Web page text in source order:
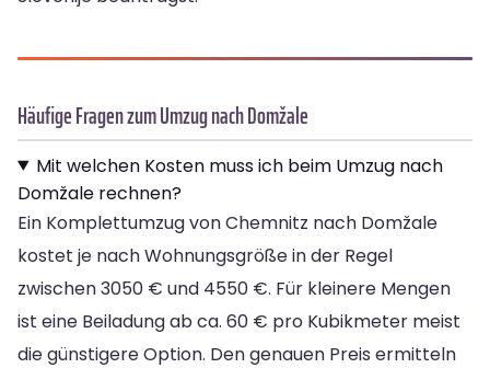
Häufige Fragen zum Umzug nach Domžale
Mit welchen Kosten muss ich beim Umzug nach
Domžale rechnen?
Ein Komplettumzug von Chemnitz nach Domžale
kostet je nach Wohnungsgröße in der Regel
zwischen 3050 € und 4550 €. Für kleinere Mengen
ist eine Beiladung ab ca. 60 € pro Kubikmeter meist
die günstigere Option. Den genauen Preis ermitteln